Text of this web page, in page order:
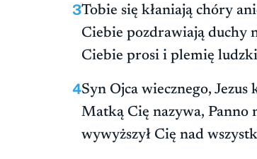
3Tobie się kłaniają chóry
Ciebie pozdrawiają duchy
Ciebie prosi i plemię
4Syn Ojca wiecznego, Jezus
Matką Cię nazywa, Panno
wywyższył Cię nad